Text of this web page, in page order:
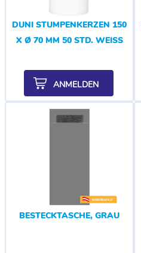
DUNI STUMPENKERZEN 150
X Ø 70 MM 50 STD. WEISS
ANMELDEN
BESTECKTASCHE, GRAU